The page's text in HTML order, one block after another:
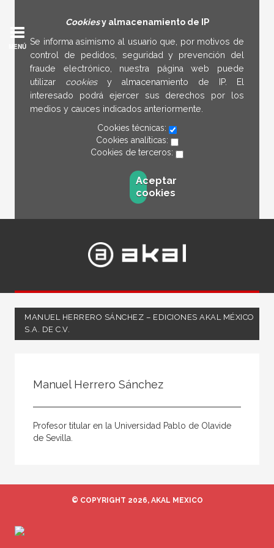
Cookiesy almacenamiento de IP
Se informa asimismo al usuario que, por motivos de
control de pedidos, seguridad y prevención del
fraude electrónico, nuestra página web puede
utilizar cookies y almacenamiento de IP. El
interesado podrá ejercer sus derechos por los
medios y cauces indicados anteriormente.
Cookies técnicas:
Cookies analíticas:
Cookies de terceros:
Aceptar
cookies
MENÚ
MANUEL HERRERO SÁNCHEZ – EDICIONES AKAL MÉXICO
S.A. DE C.V.
Ilustrador
Manuel Herrero Sánchez
Profesor titular en la Universidad Pablo de Olavide
de Sevilla.
© COPYRIGHT 2026, AKAL MEXICO